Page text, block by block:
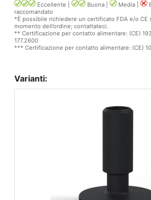
Eccellente | Buona | Media |
raccomandato
*È possibile richiedere un certificato FDA e/o CE
momento dell’ordine; contattateci.
** Certificazione per contatto alimentare: (CE)
177.2600
*** Certificazione per contatto alimentare: (CE)
Varianti: